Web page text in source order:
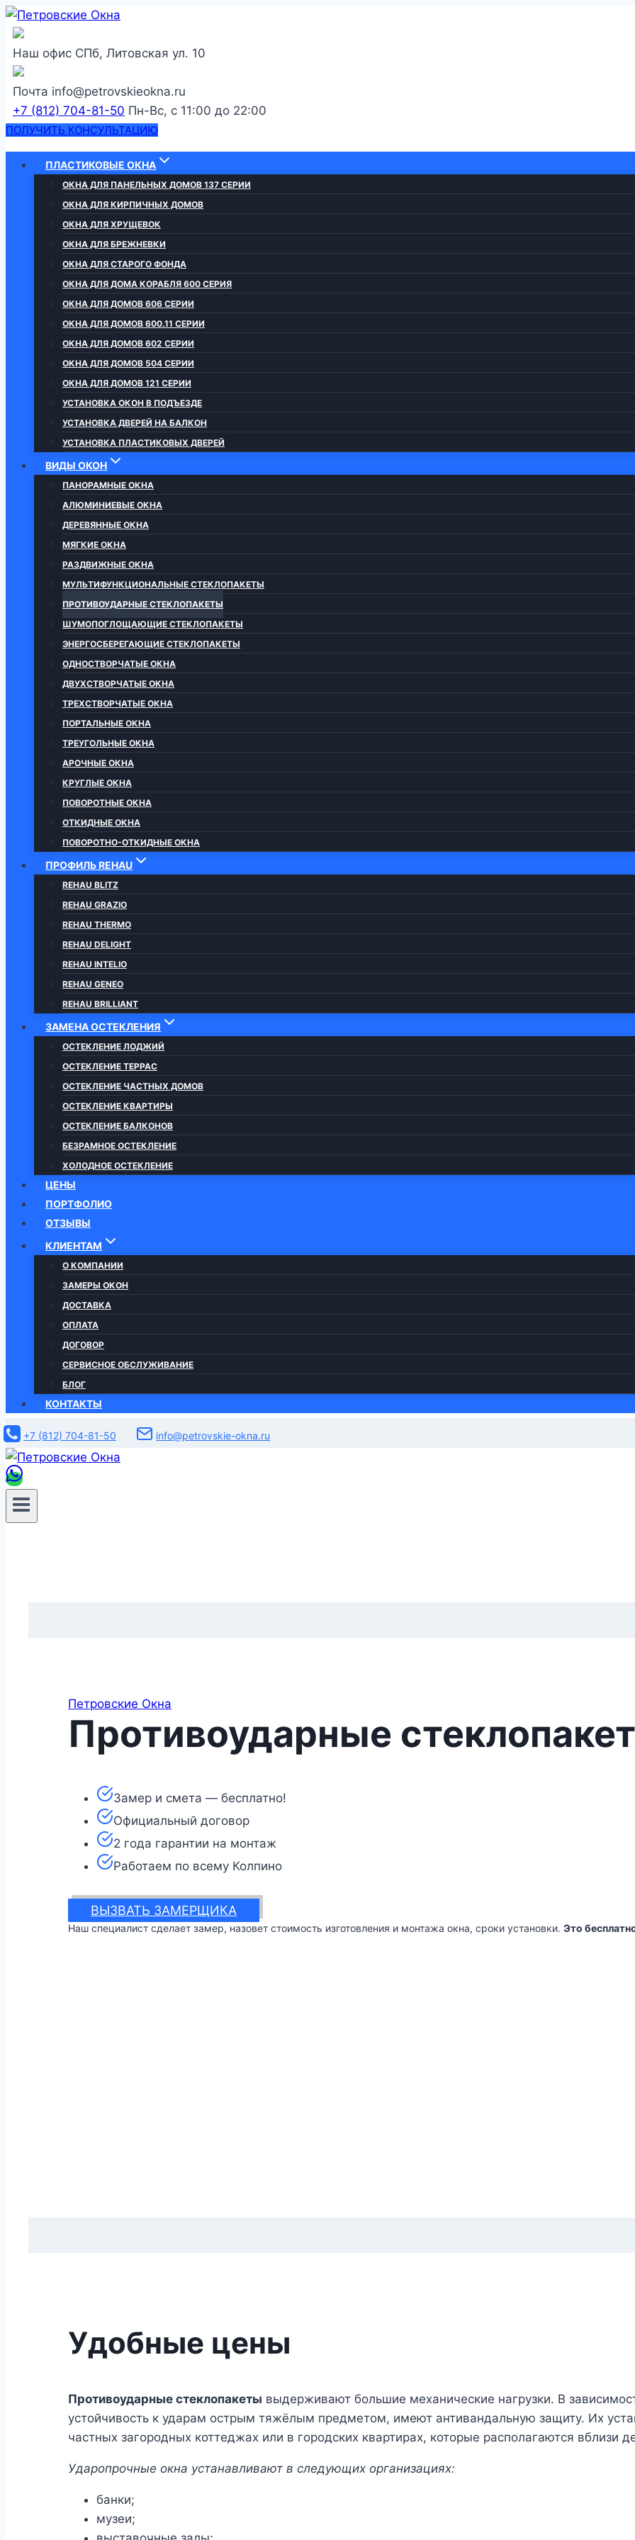
Перейти
содержанию
Наш офис СПб, Литовская ул. 10
Почта info@petrovskieokna.ru
+7 (812) 704-81-50 Пн-Вс, с 11:00 до 22:00
ПОЛУЧИТЬ КОНСУЛЬТАЦИЮ
ПЛАСТИКОВЫЕ ОКНА
ОКНА ДЛЯ ПАНЕЛЬНЫХ ДОМОВ 137 СЕРИИ
ОКНА ДЛЯ КИРПИЧНЫХ ДОМОВ
ОКНА ДЛЯ ХРУЩЕВОК
ОКНА ДЛЯ БРЕЖНЕВКИ
ОКНА ДЛЯ СТАРОГО ФОНДА
ОКНА ДЛЯ ДОМА КОРАБЛЯ 600 СЕРИЯ
ОКНА ДЛЯ ДОМОВ 606 СЕРИИ
ОКНА ДЛЯ ДОМОВ 600.11 СЕРИИ
ОКНА ДЛЯ ДОМОВ 602 СЕРИИ
ОКНА ДЛЯ ДОМОВ 504 СЕРИИ
ОКНА ДЛЯ ДОМОВ 121 СЕРИИ
УСТАНОВКА ОКОН В ПОДЪЕЗДЕ
УСТАНОВКА ДВЕРЕЙ НА БАЛКОН
УСТАНОВКА ПЛАСТИКОВЫХ ДВЕРЕЙ
ВИДЫ ОКОН
ПАНОРАМНЫЕ ОКНА
АЛЮМИНИЕВЫЕ ОКНА
ДЕРЕВЯННЫЕ ОКНА
МЯГКИЕ ОКНА
РАЗДВИЖНЫЕ ОКНА
МУЛЬТИФУНКЦИОНАЛЬНЫЕ СТЕКЛОПАКЕТЫ
ПРОТИВОУДАРНЫЕ СТЕКЛОПАКЕТЫ
ШУМОПОГЛОЩАЮЩИЕ СТЕКЛОПАКЕТЫ
ЭНЕРГОСБЕРЕГАЮЩИЕ СТЕКЛОПАКЕТЫ
ОДНОСТВОРЧАТЫЕ ОКНА
ДВУХСТВОРЧАТЫЕ ОКНА
ТРЕХСТВОРЧАТЫЕ ОКНА
ПОРТАЛЬНЫЕ ОКНА
ТРЕУГОЛЬНЫЕ ОКНА
АРОЧНЫЕ ОКНА
КРУГЛЫЕ ОКНА
ПОВОРОТНЫЕ ОКНА
ОТКИДНЫЕ ОКНА
ПОВОРОТНО-ОТКИДНЫЕ ОКНА
ПРОФИЛЬ REHAU
REHAU BLITZ
REHAU GRAZIO
REHAU THERMO
REHAU DELIGHT
REHAU INTELIO
REHAU GENEO
REHAU BRILLIANT
ЗАМЕНА ОСТЕКЛЕНИЯ
ОСТЕКЛЕНИЕ ЛОДЖИЙ
ОСТЕКЛЕНИЕ ТЕРРАС
ОСТЕКЛЕНИЕ ЧАСТНЫХ ДОМОВ
ОСТЕКЛЕНИЕ КВАРТИРЫ
ОСТЕКЛЕНИЕ БАЛКОНОВ
БЕЗРАМНОЕ ОСТЕКЛЕНИЕ
ХОЛОДНОЕ ОСТЕКЛЕНИЕ
ЦЕНЫ
ПОРТФОЛИО
ОТЗЫВЫ
КЛИЕНТАМ
О КОМПАНИИ
ЗАМЕРЫ ОКОН
ДОСТАВКА
ОПЛАТА
ДОГОВОР
СЕРВИСНОЕ ОБСЛУЖИВАНИЕ
БЛОГ
КОНТАКТЫ
+7 (812) 704-81-50 info@petrovskie-okna.ru
Петровские Окна
Противоударные
Замер и смета — бесплатно!
Официальный договор
2 года гарантии на монтаж
Работаем по всему Колпино
ВЫЗВАТЬ ЗАМЕРЩИКА
Наш специалист сделает замер, назовет стоимость изготовления и монтажа окна, сроки установки. Это
Удобные цены
Противоударные стеклопакеты выдерживают большие механические нагрузки. В
устойчивость к ударам острым тяжёлым предметом, имеют антивандальную защиту. Их
частных загородных коттеджах или в городских квартирах, которые располагаются вблизи
Ударопрочные окна устанавливают в следующих организациях:
банки;
музеи;